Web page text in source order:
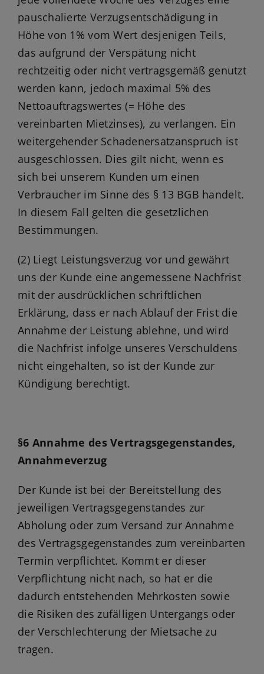
pauschalierte Verzugsentschädigung in
Höhe von 1% vom Wert desjenigen Teils,
das aufgrund der Verspätung nicht
rechtzeitig oder nicht vertragsgemäß genutzt
werden kann, jedoch maximal 5% des
Nettoauftragswertes (= Höhe des
vereinbarten Mietzinses), zu verlangen. Ein
weitergehender Schadenersatzanspruch ist
ausgeschlossen. Dies gilt nicht, wenn es
sich bei unserem Kunden um einen
Verbraucher im Sinne des § 13 BGB handelt.
In diesem Fall gelten die gesetzlichen
Bestimmungen.
(2) Liegt Leistungsverzug vor und gewährt
uns der Kunde eine angemessene Nachfrist
mit der ausdrücklichen schriftlichen
Erklärung, dass er nach Ablauf der Frist die
Annahme der Leistung ablehne, und wird
die Nachfrist infolge unseres Verschuldens
nicht eingehalten, so ist der Kunde zur
Kündigung berechtigt.
§6 Annahme des Vertragsgegenstandes,
Annahmeverzug
Der Kunde ist bei der Bereitstellung des
jeweiligen Vertragsgegenstandes zur
Abholung oder zum Versand zur Annahme
des Vertragsgegenstandes zum vereinbarten
Termin verpflichtet. Kommt er dieser
Verpflichtung nicht nach, so hat er die
dadurch entstehenden Mehrkosten sowie
die Risiken des zufälligen Untergangs oder
der Verschlechterung der Mietsache zu
tragen.